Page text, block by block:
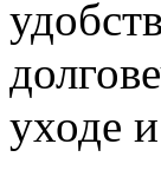
уходе